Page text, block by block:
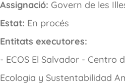
Assignació: Govern de les
Estat: En procés
Entitats executores:
- ECOS El Salvador - Centro
Ecologia y Sustentabilidad